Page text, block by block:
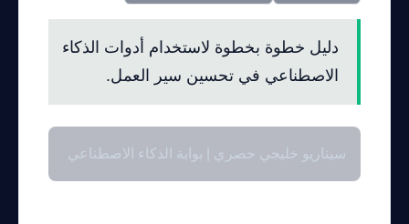
دليل خطوة بخطوة لاستخدام أدوات الذكاء
الاصطناعي في تحسين سير العمل.
سيناريو خليجي حصري | بوابة الذكاء الاصطناعي